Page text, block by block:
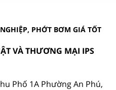
PHỚT BƠM GIÁ TỐT
VÀ THƯƠNG MẠI IPS
Phố 1A Phường An Phú,